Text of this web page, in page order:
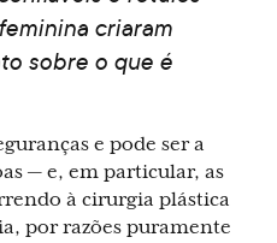
criaram
sobre o que é
e pode ser a
— e, em particular, as
à cirurgia plástica
por razões puramente